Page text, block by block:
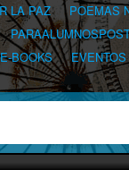
LA PAZ POEMAS
BOOKS EVENTOS